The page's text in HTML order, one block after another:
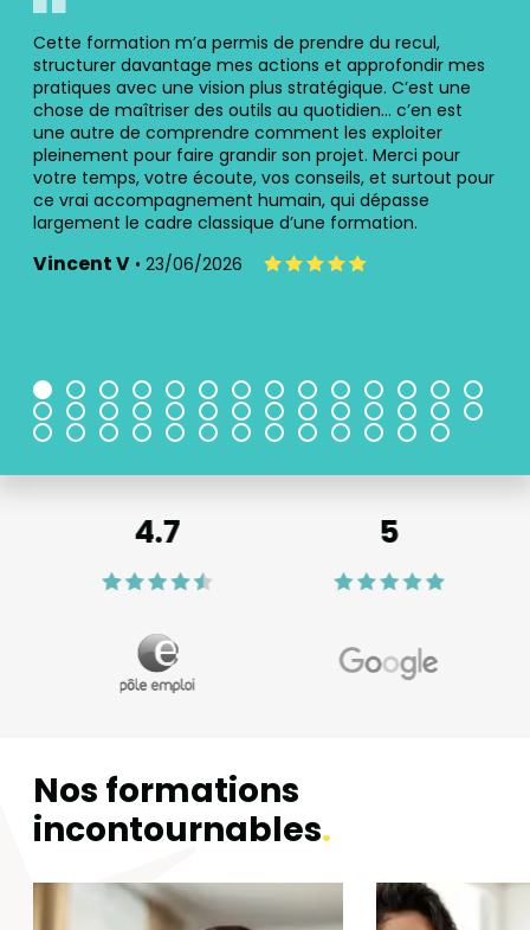
Cette formation m’a permis de prendre du recul,
structurer davantage mes actions et approfondir mes
pratiques avec une vision plus stratégique. C’est une
chose de maîtriser des outils au quotidien… c’en est
une autre de comprendre comment les exploiter
pleinement pour faire grandir son projet. Merci pour
votre temps, votre écoute, vos conseils, et surtout pour
ce vrai accompagnement humain, qui dépasse
largement le cadre classique d’une formation.
Vincent V • 23/06/2026
4.7 5
Nos formations
incontournables